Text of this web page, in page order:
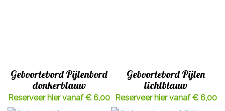
Geboortebord Pijlenbord
donkerblauw
Reserveer hier vanaf € 6,00
Geboortebord Pijlen
lichtblauw
Reserveer hier vanaf € 6,00